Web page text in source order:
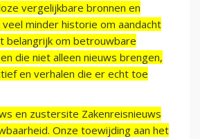
vergelijkbare bronnen en
minder historie om aandacht
belangrijk om betrouwbare
die niet alleen nieuws brengen,
en verhalen die er echt toe
en zustersite Zakenreisnieuws
Onze toewijding aan het